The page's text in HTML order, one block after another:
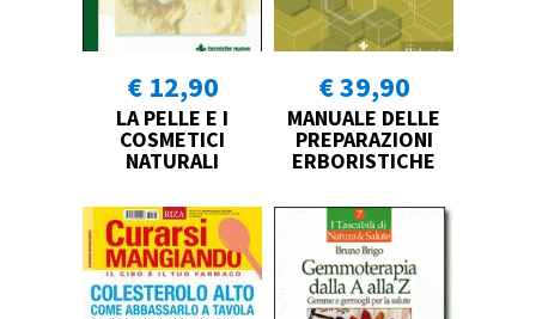
€ 12,90
LA PELLE E I
COSMETICI
NATURALI
€ 39,90
MANUALE DELLE
PREPARAZIONI
ERBORISTICHE